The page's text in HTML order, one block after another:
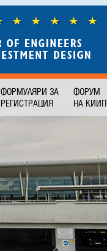
ФОРМУЛЯРИ ЗА
РЕГИСТРАЦИЯ
ФОРУМ
НА КИИП